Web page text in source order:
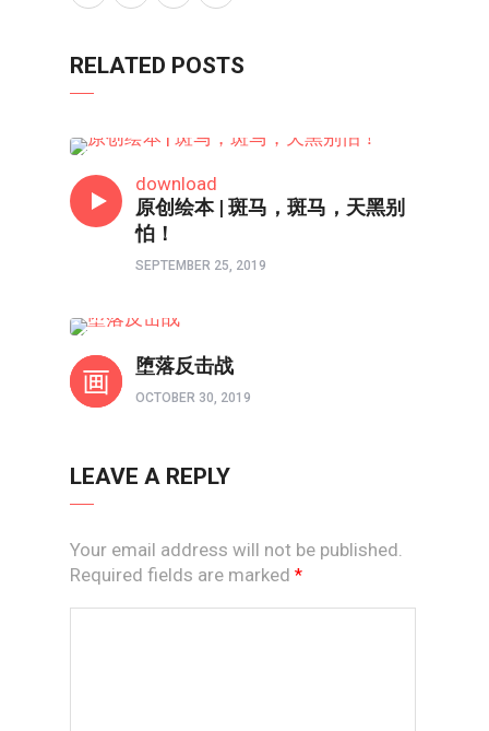
RELATED POSTS
download
原创绘本 | 斑马，斑马，天黑别
怕！
SEPTEMBER 25, 2019
堕落反击战
OCTOBER 30, 2019
LEAVE A REPLY
Your email address will not be published.
Required fields are marked *